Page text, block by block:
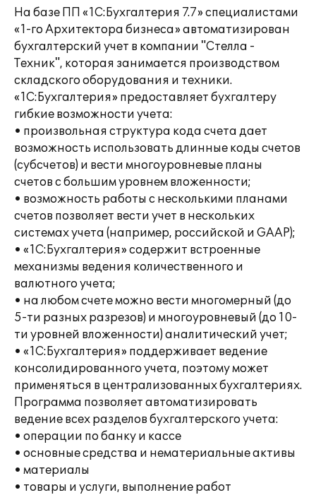
На базе ПП «1С:Бухгалтерия 7.7» специалистами
«1-го Архитектора бизнеса» автоматизирован
бухгалтерский учет в компании "Стелла -
Техник", которая занимается производством
складского оборудования и техники.
«1С:Бухгалтерия» предоставляет бухгалтеру
гибкие возможности учета:
• произвольная структура кода счета дает
возможность использовать длинные коды счетов
(субсчетов) и вести многоуровневые планы
счетов с большим уровнем вложенности;
• возможность работы с несколькими планами
счетов позволяет вести учет в нескольких
системах учета (например, российской и GAAP);
• «1С:Бухгалтерия» содержит встроенные
механизмы ведения количественного и
валютного учета;
• на любом счете можно вести многомерный (до
5-ти разных разрезов) и многоуровневый (до 10-
ти уровней вложенности) аналитический учет;
• «1С:Бухгалтерия» поддерживает ведение
консолидированного учета, поэтому может
применяться в централизованных бухгалтериях.
Программа позволяет автоматизировать
ведение всех разделов бухгалтерского учета:
• операции по банку и кассе
• основные средства и нематериальные активы
• материалы
• товары и услуги, выполнение работ